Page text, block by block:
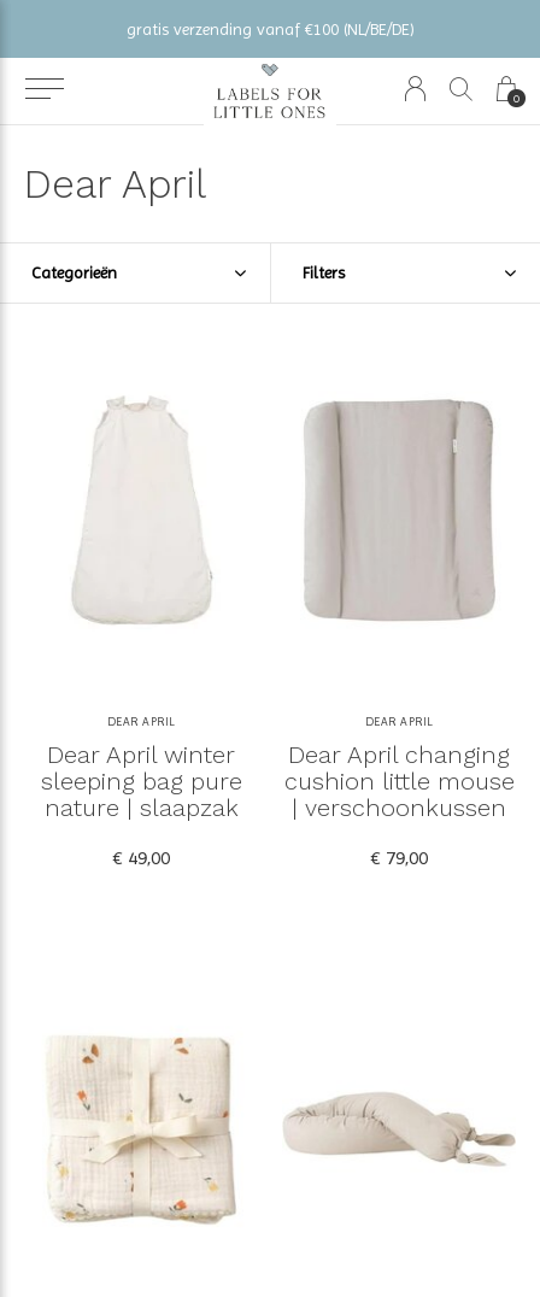
0
gratis verzending vanaf €100 (NL/BE/DE)
Dear April
Categorieën Filters
DEAR APRIL
Dear April winter
sleeping bag pure
nature | slaapzak
€ 49,00
DEAR APRIL
Dear April changing
cushion little mouse
| verschoonkussen
€ 79,00